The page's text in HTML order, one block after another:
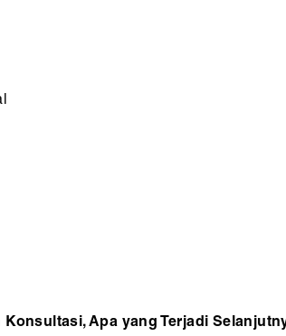
Konsultasi, Apa yang Terjadi